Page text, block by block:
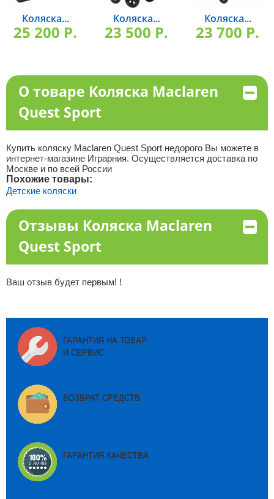
Коляска...
25 200 P.
Коляска...
23 500 P.
Коляска...
23 700 P.
О товаре Коляска Maclaren
Quest Sport
Купить коляску Maclaren Quest Sport недорого Вы можете в
интернет-магазине Играрния. Осуществляется доставка по
Москве и по всей России
Похожие товары:
Детские коляски
Отзывы Коляска Maclaren
Quest Sport
Ваш отзыв будет первым! !
ГАРАНТИЯ НА ТОВАР
И СЕРВИС
ВОЗВРАТ СРЕДСТВ
ГАРАНТИЯ КАЧЕСТВА